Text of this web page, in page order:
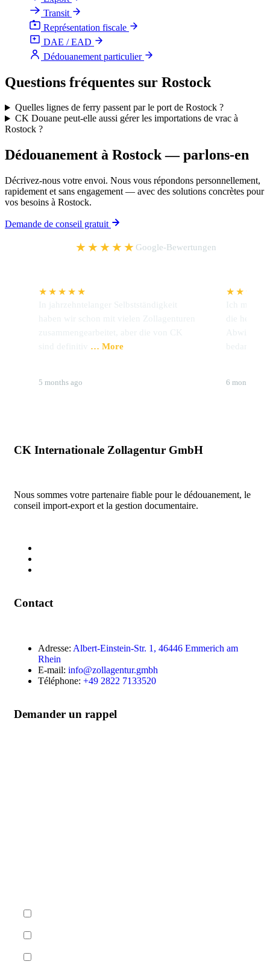
Transit
Représentation fiscale
DAE / EAD
Dédouanement particulier
Questions fréquentes sur Rostock
Quelles lignes de ferry passent par le port de Rostock ?
CK Douane peut-elle aussi gérer les importations de vrac à
Rostock ?
Dédouanement à Rostock — parlons-en
Décrivez-nous votre envoi. Nous vous répondons personnellement,
rapidement et sans engagement — avec des solutions concrètes pour
vos besoins à Rostock.
Demande de conseil gratuit
★★★★★ Google-Bewertungen
★★★★★
In jahrzehntelanger Selbstständigkeit
haben wir schon mit vielen Zollagenturen
zusammengearbeitet, aber die von CK
sind definitiv … More
5 months ago
Ich
die
bedanken.
6 months ago
CK Internationale Zollagentur GmbH
Nous sommes votre partenaire fiable pour le dédouanement, le
conseil import-export et la gestion documentaire.
Contact
Adresse: Albert-Einstein-Str. 1, 46446 Emmerich am
Rhein
E-mail: info@zollagentur.gmbh
Téléphone: +49 2822 7133520
Demander un rappel